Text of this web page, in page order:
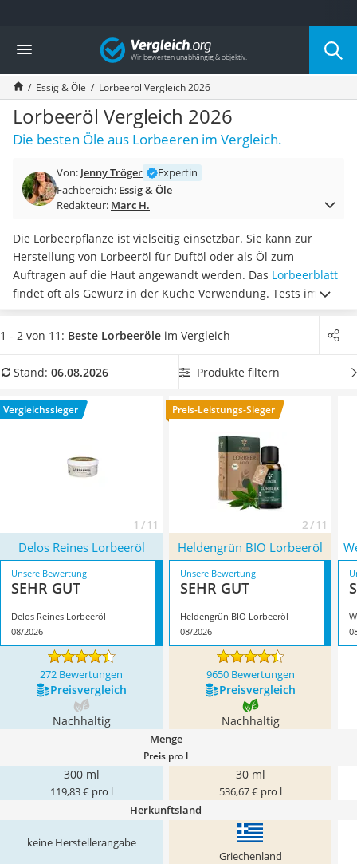
Die beliebtesten Vergleiche nach Kategorie
Lebensmittel
Schwarzkümmelöl
Knäckebrot
Schwarzkümmelöl-Kapseln
Manukahonig
Eiklar
Balsamico-Essig
Schwarzkümmelöl bio
Honig
Gemüsebrühe
Eiskaffee-Pulver
Irischer Whiskey
Grapefruitkernextrakt
Matcha-Set
MCT-Öl
Erythrit
Müsli ohne Zuckerzusatz
Vergleich
Essig & Öle Lorbeeröl Vergleich 2026
Lorbeeröl Vergleich 2026
Die besten Öle aus Lorbeeren im Vergleich.
Von: Jenny Tröger
Expertin
Fachbereich: Essig & Öle
Redakteur: Marc H.
Die Lorbeerpflanze ist vielseitig einsetzbar. Sie kann zur
Herstellung von Lorbeeröl für Duftöl oder als Öl zum
Auftragen auf die Haut angewandt werden. Das Lorbeerblatt
findet oft als Gewürz in der Küche Verwendung. Tests im
Internet haben gezeigt, dassLorbeeröl gegen
Muskelverspannungen helfen kannoder dem Haar zu
Vergleichstabelle ein Lorbeeröl, welches Sie entweder als
können.Überzeugt hat uns hier im August 2026 besonders
das ModellDelos Reines Lorbeeröl* mit seinen
1 - 2 von 11: Beste Lorbeeröle im Vergleich
Stand: 06.08.2026 Produkte filtern
Vergleichssieger
1 / 11
Preis-Leistungs-Sieger
2 / 11
Delos Reines Lorbeeröl Heldengrün BIO Lorbeeröl
Unsere Bewertung
SEHR GUT
Delos Reines Lorbeeröl
08/2026
Unsere Bewertung
SEHR GUT
Heldengrün BIO Lorbeeröl
08/2026
272 Bewertungen 9650 Bewertungen
Preis­vergleich Preis­vergleich
Nachhaltig Nachhaltig
Menge
Preis pro l
300 ml
119,83 € pro l
30 ml
536,67 € pro l
Herkunftsland
keine Herstellerangabe
Griechenland